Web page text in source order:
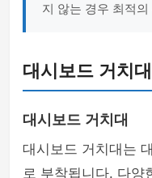
지 않는 경우 최적
대시보드 거치
대시보드 거치대
대시보드 거치대는
로 부착됩니다. 다양